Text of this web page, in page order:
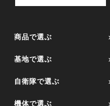
商品で選ぶ
基地で選ぶ
自衛隊で選ぶ
機体で選ぶ